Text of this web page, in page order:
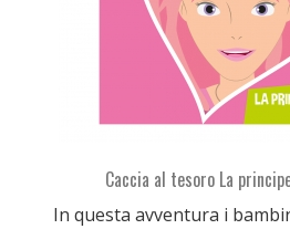
Caccia al tesoro La
In questa avventura i